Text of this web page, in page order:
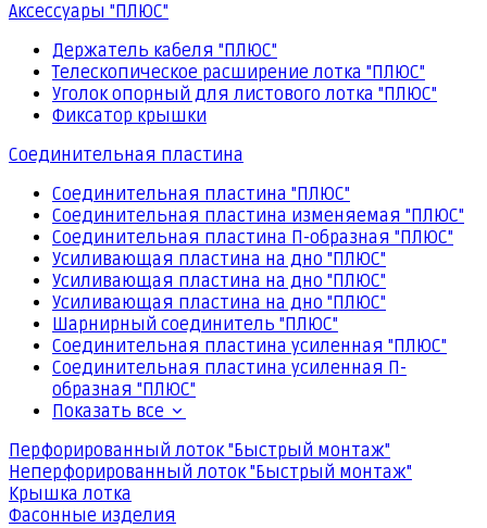
Аксессуары "ПЛЮС"
Держатель кабеля "ПЛЮС"
Телескопическое расширение лотка "ПЛЮС"
Уголок опорный для листового лотка "ПЛЮС"
Фиксатор крышки
Соединительная пластина
Соединительная пластина "ПЛЮС"
Соединительная пластина изменяемая "ПЛЮС"
Соединительная пластина П-образная "ПЛЮС"
Усиливающая пластина на дно "ПЛЮС"
Усиливающая пластина на дно "ПЛЮС"
Усиливающая пластина на дно "ПЛЮС"
Шарнирный соединитель "ПЛЮС"
Соединительная пластина усиленная "ПЛЮС"
Соединительная пластина усиленная П-
образная "ПЛЮС"
Показать все
Перфорированный лоток "Быстрый монтаж"
Неперфорированный лоток "Быстрый монтаж"
Крышка лотка
Фасонные изделия